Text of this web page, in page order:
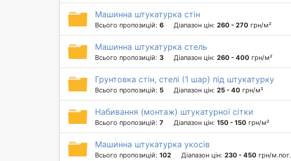
Машинна штукатурка стін
Всього пропозицій: 6 Діапазон цін: 260 - 270 грн/м²
Машинна штукатурка стель
Всього пропозицій: 3 Діапазон цін: 260 - 400 грн/м²
Грунтовка стін, стелі (1 шар) під штукатурку
Всього пропозицій: 5 Діапазон цін: 25 - 40 грн/м²
Набивання (монтаж) штукатурної сітки
Всього пропозицій: 7 Діапазон цін: 150 - 150 грн/м²
Машинна штукатурка укосів
Всього пропозицій: 102 Діапазон цін: 230 - 450 грн/м.пог.